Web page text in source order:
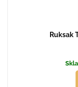
Ruksak